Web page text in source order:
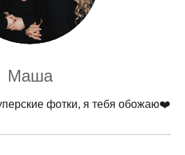
Маша
фотки, я тебя обожаю❤️